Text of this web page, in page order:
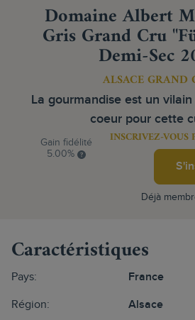
Domaine Albert
Gris Grand Cru
Demi-Sec
ALSACE GRAND
La gourmandise est un
coeur pour cette
Gain fidélité
5.00%
INSCRIVEZ-VOUS
Déjà
Caractéristiques
Pays: France
Région: Alsace